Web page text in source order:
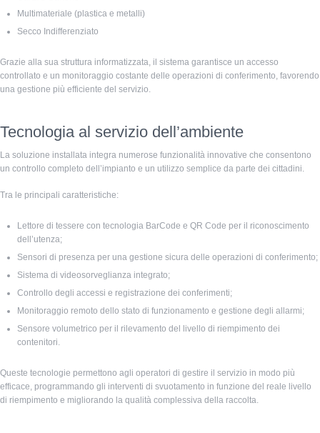
Multimateriale (plastica e metalli)
Secco Indifferenziato
Grazie alla sua struttura informatizzata, il sistema garantisce un accesso
controllato e un monitoraggio costante delle operazioni di conferimento, favorendo
una gestione più efficiente del servizio.
Tecnologia al servizio dell’ambiente
La soluzione installata integra numerose funzionalità innovative che consentono
un controllo completo dell’impianto e un utilizzo semplice da parte dei cittadini.
Tra le principali caratteristiche:
Lettore di tessere con tecnologia BarCode e QR Code per il riconoscimento
dell’utenza;
Sensori di presenza per una gestione sicura delle operazioni di conferimento;
Sistema di videosorveglianza integrato;
Controllo degli accessi e registrazione dei conferimenti;
Monitoraggio remoto dello stato di funzionamento e gestione degli allarmi;
Sensore volumetrico per il rilevamento del livello di riempimento dei
contenitori.
Queste tecnologie permettono agli operatori di gestire il servizio in modo più
efficace, programmando gli interventi di svuotamento in funzione del reale livello
di riempimento e migliorando la qualità complessiva della raccolta.